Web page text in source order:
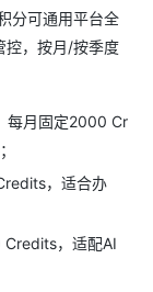
分可通用平台全
控，按月/按季度
每月固定2000 Cr
，适合办
，适配AI